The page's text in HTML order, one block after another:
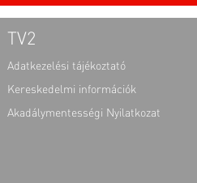
TV2
Adatkezelési tájékoztató
Kereskedelmi információk
Akadálymentességi Nyilatkozat